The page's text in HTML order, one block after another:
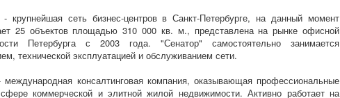
- крупнейшая сеть бизнес-центров в Санкт-Петербурге, на данный момент
25 объектов площадью 310 000 кв. м., представлена на рынке офисной
Петербурга с 2003 года. "Сенатор" самостоятельно занимается
технической эксплуатацией и обслуживанием сети.
международная консалтинговая компания, оказывающая профессиональные
коммерческой и элитной жилой недвижимости. Активно работает на